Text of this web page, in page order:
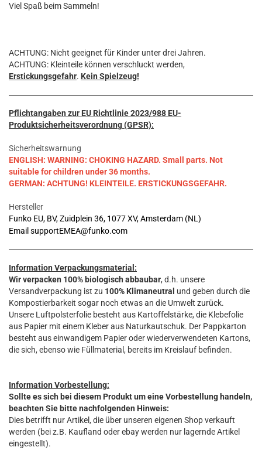
Viel Spaß beim Sammeln!
ACHTUNG: Nicht geeignet für Kinder unter drei Jahren.
ACHTUNG: Kleinteile können verschluckt werden,
Erstickungsgefahr. Kein Spielzeug!
Pflichtangaben zur EU Richtlinie 2023/988 EU-
Produktsicherheitsverordnung (GPSR):
Sicherheitswarnung
ENGLISH: WARNING: CHOKING HAZARD. Small parts. Not
suitable for children under 36 months.
GERMAN: ACHTUNG! KLEINTEILE. ERSTICKUNGSGEFAHR.
Hersteller
Funko EU, BV, Zuidplein 36, 1077 XV, Amsterdam (NL)
Email supportEMEA@funko.com
Information Verpackungsmaterial:
Wir verpacken 100% biologisch abbaubar, d.h. unsere
Versandverpackung ist zu 100% Klimaneutral und geben durch die
Kompostierbarkeit sogar noch etwas an die Umwelt zurück.
Unsere Luftpolsterfolie besteht aus Kartoffelstärke, die Klebefolie
aus Papier mit einem Kleber aus Naturkautschuk. Der Pappkarton
besteht aus einwandigem Papier oder wiederverwendeten Kartons,
die sich, ebenso wie Füllmaterial, bereits im Kreislauf befinden.
Information Vorbestellung:
Sollte es sich bei diesem Produkt um eine Vorbestellung handeln,
beachten Sie bitte nachfolgenden Hinweis:
Dies betrifft nur Artikel, die über unseren eigenen Shop verkauft
werden (bei z.B. Kaufland oder ebay werden nur lagernde Artikel
eingestellt).